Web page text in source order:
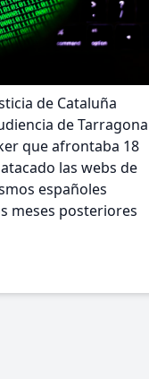
de Cataluña
de Tarragona
que afrontaba 18
las webs de
españoles
meses posteriores